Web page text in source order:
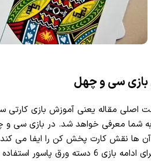
سی و چهل
اصلی مقاله یعنی آموزش بازی
به شما معرفی خواهد شد. در بازی سی و
آن ها نقش کارت پخش کن را ایفا می